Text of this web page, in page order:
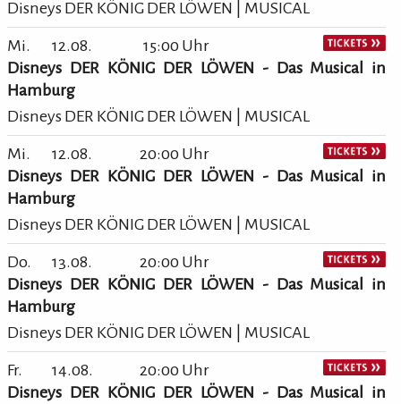
Disneys DER KÖNIG DER LÖWEN | MUSICAL
Mi. 12.08.
15:00 Uhr
Disneys DER KÖNIG DER LÖWEN - Das Musical in
Hamburg
Disneys DER KÖNIG DER LÖWEN | MUSICAL
Mi. 12.08.
20:00 Uhr
Disneys DER KÖNIG DER LÖWEN - Das Musical in
Hamburg
Disneys DER KÖNIG DER LÖWEN | MUSICAL
Do. 13.08.
20:00 Uhr
Disneys DER KÖNIG DER LÖWEN - Das Musical in
Hamburg
Disneys DER KÖNIG DER LÖWEN | MUSICAL
Fr. 14.08.
20:00 Uhr
Disneys DER KÖNIG DER LÖWEN - Das Musical in